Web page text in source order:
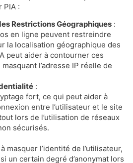
PIA :
Restrictions Géographiques :
en ligne peuvent restreindre
la localisation géographique des
peut aider à contourner ces
l’adresse IP réelle de
:
fort, ce qui peut aider à
entre l’utilisateur et le site
lors de l’utilisation de réseaux
sécurisés.
masquer l’identité de l’utilisateur,
un certain degré d’anonymat lors